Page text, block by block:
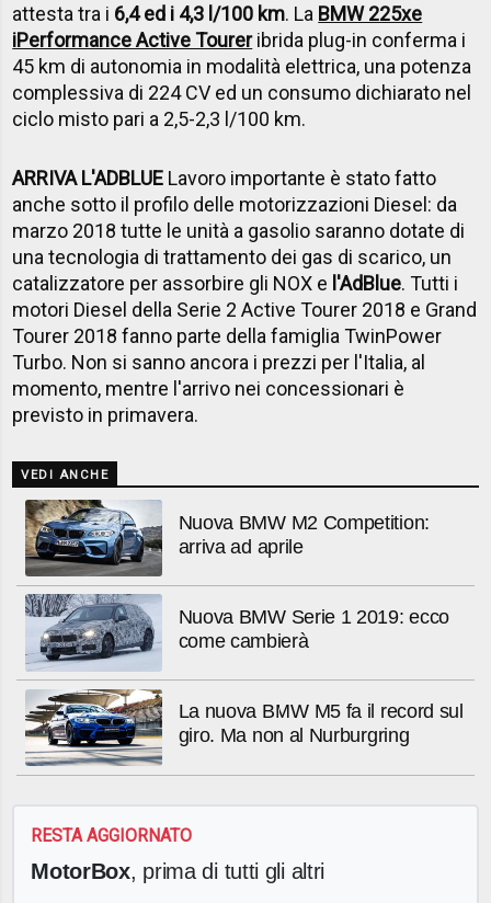
attesta tra i 6,4 ed i 4,3 l/100 km. La BMW 225xe
iPerformance Active Toureribrida plug-in conferma i
45 km di autonomia in modalità elettrica, una potenza
complessiva di 224 CV ed un consumo dichiarato nel
ciclo misto pari a 2,5-2,3 l/100 km.
ARRIVA L'ADBLUE Lavoro importante è stato fatto
anche sotto il profilo delle motorizzazioni Diesel: da
marzo 2018 tutte le unità a gasolio saranno dotate di
una tecnologia di trattamento dei gas di scarico, un
catalizzatore per assorbire gli NOX e l'AdBlue. Tutti i
motori Diesel della Serie 2 Active Tourer 2018 e Grand
Tourer 2018 fanno parte della famiglia TwinPower
Turbo. Non si sanno ancora i prezzi per l'Italia, al
momento, mentre l'arrivo nei concessionari è
previsto in primavera.
VEDI ANCHE
Nuova BMW M2 Competition:
arriva ad aprile
Nuova BMW Serie 1 2019: ecco
come cambierà
La nuova BMW M5 fa il record sul
giro. Ma non al Nurburgring
RESTA AGGIORNATO
MotorBox, prima di tutti gli altri